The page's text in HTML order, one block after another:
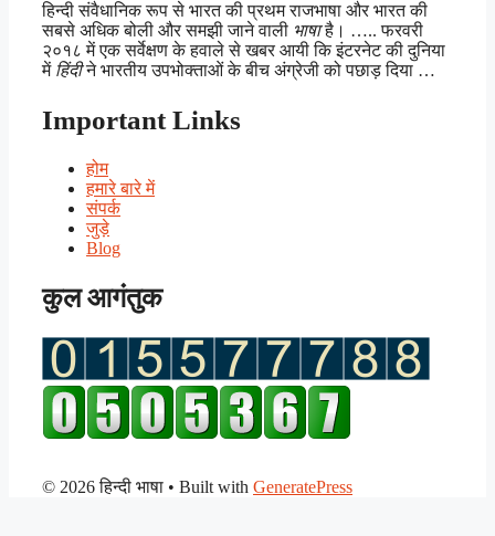
हिन्दी संवैधानिक रूप से भारत की प्रथम राजभाषा और भारत की
सबसे अधिक बोली और समझी जाने वाली भाषाहै। ….. फरवरी
२०१८ में एक सर्वेक्षण के हवाले से खबर आयी कि इंटरनेट की दुनिया
में हिंदीने भारतीय उपभोक्ताओं के बीच अंग्रेजी को पछाड़ दिया …
Important Links
होम
हमारे बारे में
संपर्क
जुड़े
Blog
कुल आगंतुक
© 2026 हिन्दी भाषा • Built with GeneratePress